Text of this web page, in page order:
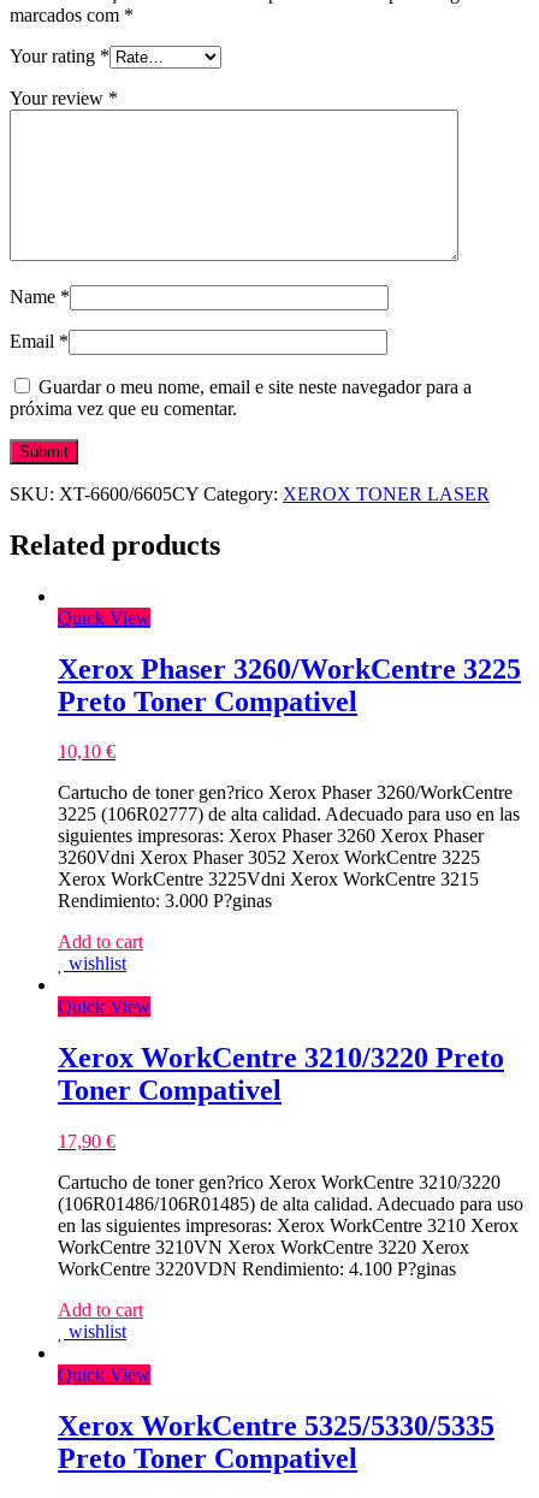
marcados com *
Your rating *
Your review *
Name *
Email *
Guardar o meu nome, email e site neste navegador para a
próxima vez que eu comentar.
SKU: XT-6600/6605CY Category: XEROX TONER LASER
Related products
Quick View
Xerox Phaser 3260/WorkCentre 3225
Preto Toner Compativel
10,10 €
Cartucho de toner gen?rico Xerox Phaser 3260/WorkCentre
3225 (106R02777) de alta calidad. Adecuado para uso en las
siguientes impresoras: Xerox Phaser 3260 Xerox Phaser
3260Vdni Xerox Phaser 3052 Xerox WorkCentre 3225
Xerox WorkCentre 3225Vdni Xerox WorkCentre 3215
Rendimiento: 3.000 P?ginas
Add to cart
wishlist
Quick View
Xerox WorkCentre 3210/3220 Preto
Toner Compativel
17,90 €
Cartucho de toner gen?rico Xerox WorkCentre 3210/3220
(106R01486/106R01485) de alta calidad. Adecuado para uso
en las siguientes impresoras: Xerox WorkCentre 3210 Xerox
WorkCentre 3210VN Xerox WorkCentre 3220 Xerox
WorkCentre 3220VDN Rendimiento: 4.100 P?ginas
Add to cart
wishlist
Quick View
Xerox WorkCentre 5325/5330/5335
Preto Toner Compativel